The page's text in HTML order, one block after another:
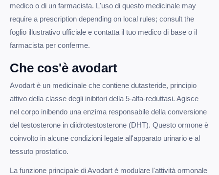
medico o di un farmacista. L'uso di questo medicinale may
require a prescription depending on local rules; consult the
foglio illustrativo ufficiale e contatta il tuo medico di base o il
farmacista per conferme.
Che cos'è avodart
Avodart è un medicinale che contiene dutasteride, principio
attivo della classe degli inibitori della 5-alfa-reduttasi. Agisce
nel corpo inibendo una enzima responsabile della conversione
del testosterone in diidrotestosterone (DHT). Questo ormone è
coinvolto in alcune condizioni legate all'apparato urinario e al
tessuto prostatico.
La funzione principale di Avodart è modulare l'attività ormonale